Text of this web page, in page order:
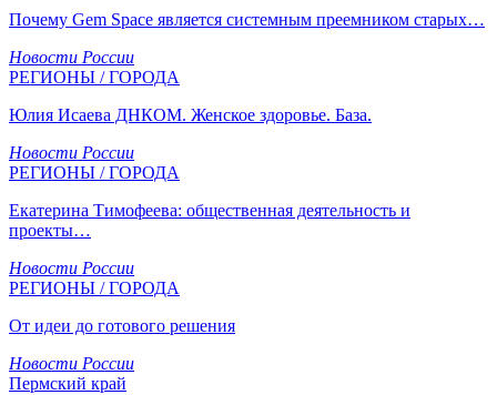
Почему Gem Space является системным преемником старых…
Новости России
РЕГИОНЫ / ГОРОДА
Юлия Исаева ДНКОМ. Женское здоровье. База.
Новости России
РЕГИОНЫ / ГОРОДА
Екатерина Тимофеева: общественная деятельность и
проекты…
Новости России
РЕГИОНЫ / ГОРОДА
От идеи до готового решения
Новости России
Пермский край